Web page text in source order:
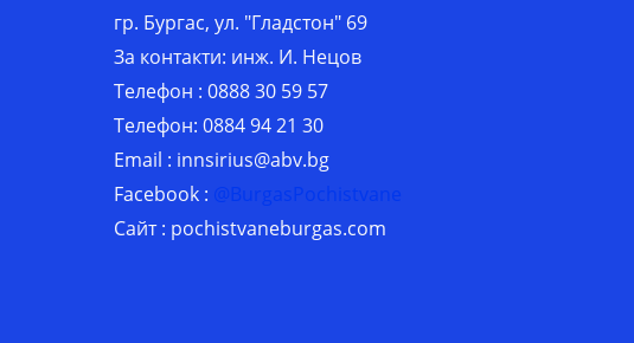
гр. Бургас, ул. "Гладстон" 69
За контакти: инж. И. Нецов
Телефон : 0888 30 59 57
Телефон: 0884 94 21 30
Email : innsirius@abv.bg
Facebook : @BurgasPochistvane
Сайт : pochistvaneburgas.com